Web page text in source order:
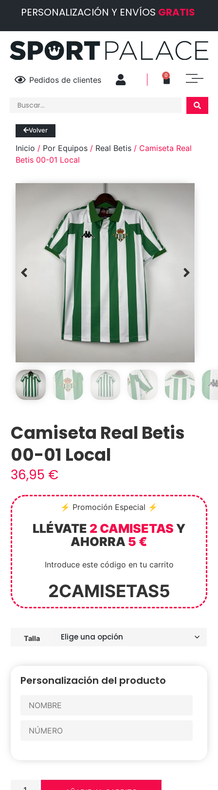
PERSONALIZACIÓN Y ENVÍOS GRATIS
Pedidos de clientes 0
Camiseta Real Betis
00-01 Local
36,95 €
⚡ Promoción Especial ⚡
LLÉVATE 2 CAMISETAS Y
AHORRA 5 €
Introduce este código en tu carrito
2CAMISETAS5
Talla
Personalización del producto
Volver
Inicio / Por Equipos / Real Betis / Camiseta Real
Betis 00-01 Local